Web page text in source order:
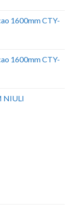
1600mm CTY-
1600mm CTY-
NIULI